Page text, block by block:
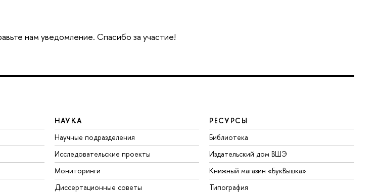
нам уведомление. Спасибо за участие!
НАУКА
Научные подразделения
Исследовательские проекты
Мониторинги
Диссертационные советы
РЕСУРСЫ
Библиотека
Издательский дом ВШЭ
Книжный магазин «БукВышка»
Типография